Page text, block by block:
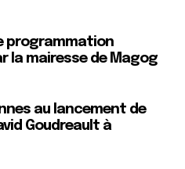
programmation
la mairesse de Magog
au lancement de
Goudreault à